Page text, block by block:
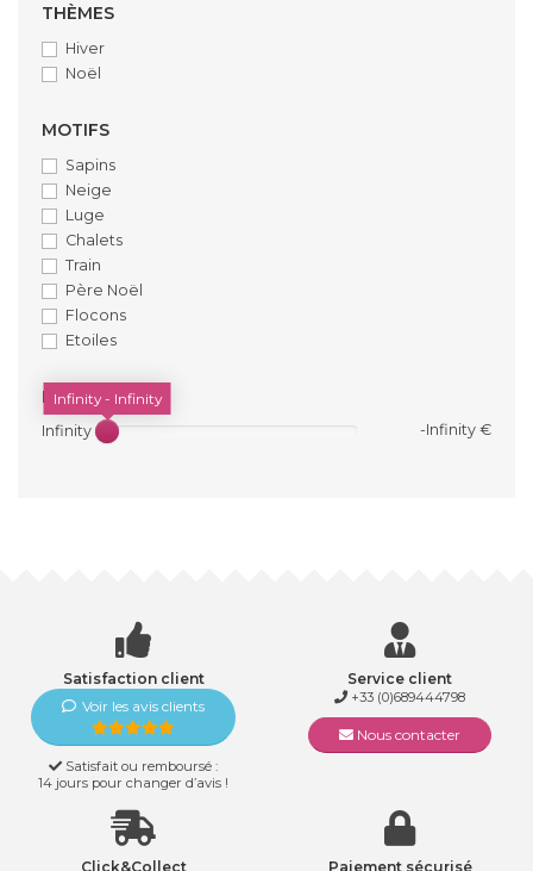
THÈMES
Hiver
Noël
MOTIFS
Sapins
Neige
Luge
Chalets
Train
Père Noël
Flocons
Etoiles
PRIX
Infinity € -Infinity €
Infinity - Infinity
Satisfaction client
Voir les avis clients
Satisfait ou remboursé :
14 jours pour changer d’avis !
Service client
+33 (0)689444798
Nous contacter
Click&Collect Paiement sécurisé